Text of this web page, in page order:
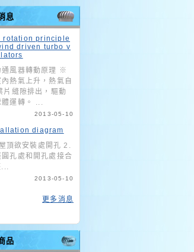
息
rotation principle
driven turbo v
通風器轉動原理 ※
熱氣上升，熱氣自
片縫隙排出，驅動
體運轉。 ...
2013-05-10
diagram
頂欲安裝處開孔 2.
圓孔處和開孔處接合
...
2013-05-10
更多消息
品